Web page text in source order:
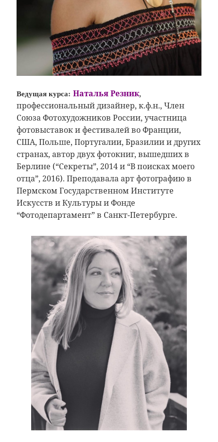
Ведущая курса: Наталья Резник,
профессиональный дизайнер, к.ф.н., Член
Союза Фотохудожников России, участница
фотовыставок и фестивалей во Франции,
США, Польше, Португалии, Бразилии и других
странах, автор двух фотокниг, вышедших в
Берлине (“Секреты”, 2014 и “В поисках моего
отца”, 2016). Преподавала арт фотографию в
Пермском Государственном Институте
Искусств и Культуры и Фонде
“Фотодепартамент” в Санкт-Петербурге.